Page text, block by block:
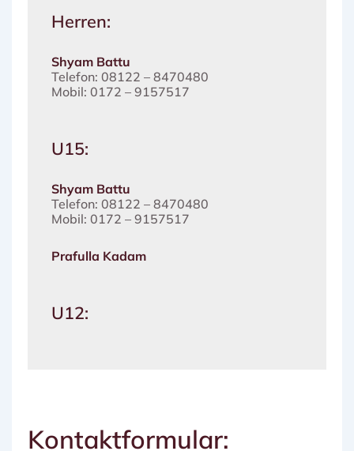
Herren:
Shyam Battu
Telefon: 08122 – 8470480
Mobil: 0172 – 9157517
U15:
Shyam Battu
Telefon: 08122 – 8470480
Mobil: 0172 – 9157517
Prafulla Kadam
U12:
Kontaktformular: